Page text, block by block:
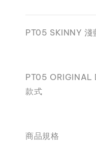
PT05 SKINNY 淺
PT05 ORIGINAL
款式
商品規格